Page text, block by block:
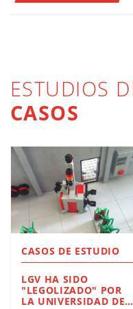
ESTUDIOS
CASOS
CASOS DE ESTUDIO
LGV HA SIDO
"LEGOLIZADO" POR
LA UNIVERSIDAD DE